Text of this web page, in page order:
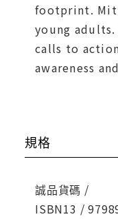
footprint.
young
calls to
awareness
規格
誠品貨碼 /
ISBN13 /